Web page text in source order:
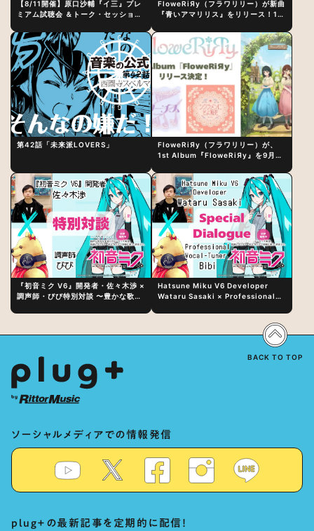
【8/11開催】原口沙輔『イ三』プレ
ミアム試聴会 ＆トーク・セッション
制作秘話
FloweRiЯy（フラワリリー）が新曲
『青いアマリリス』をリリース！1st
第42話「未来派LOVERS」
FloweRiЯy（フラワリリー）が、
1st Album『FloweRiЯy』を9月23
『初音ミク V6』開発者・佐々木渉 ×
調声師・びび特別対談 〜豊かな歌声
Hatsune Miku V6 Developer
Wataru Sasaki × Professional
Vocal Expression Lies in “Love
for the singing characters” and
ソーシャルメディアでの情報発信
plug+の最新記事を定期的に配信！
BACK TO TOP